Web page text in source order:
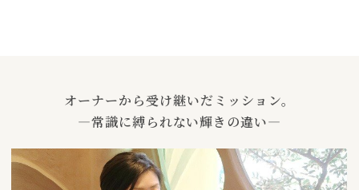
オーナーから受け継いだミッション。
―常識に縛られない輝きの違い―